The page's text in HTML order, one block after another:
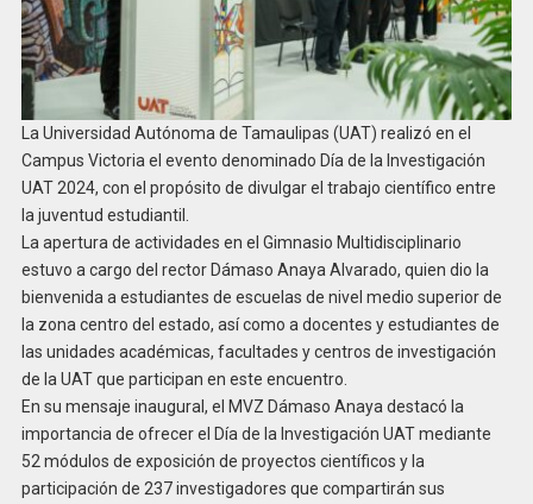
La Universidad Autónoma de Tamaulipas (UAT) realizó en el
Campus Victoria el evento denominado Día de la Investigación
UAT 2024, con el propósito de divulgar el trabajo científico entre
la juventud estudiantil.
La apertura de actividades en el Gimnasio Multidisciplinario
estuvo a cargo del rector Dámaso Anaya Alvarado, quien dio la
bienvenida a estudiantes de escuelas de nivel medio superior de
la zona centro del estado, así como a docentes y estudiantes de
las unidades académicas, facultades y centros de investigación
de la UAT que participan en este encuentro.
En su mensaje inaugural, el MVZ Dámaso Anaya destacó la
importancia de ofrecer el Día de la Investigación UAT mediante
52 módulos de exposición de proyectos científicos y la
participación de 237 investigadores que compartirán sus